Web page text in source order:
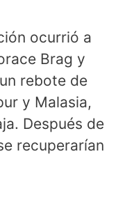
ocurrió a
Brag y
rebote de
y Malasia,
Después de
recuperarían